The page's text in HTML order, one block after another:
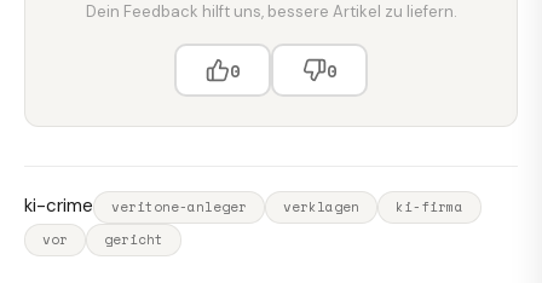
Dein Feedback hilft uns, bessere Artikel zu liefern.
0 0
ki-crime veritone-anleger verklagen
ki-firma
vor
gericht